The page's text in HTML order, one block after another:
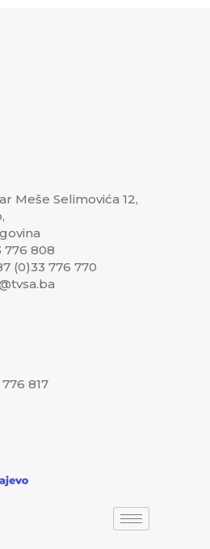
Meše Selimovića 12,
776 808
(0)33 776 770
817